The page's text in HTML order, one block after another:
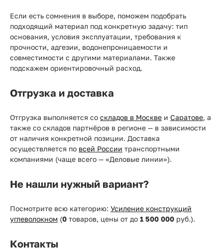
Если есть сомнения в выборе, поможем подобрать
подходящий материал под конкретную задачу: тип
основания, условия эксплуатации, требования к
прочности, адгезии, водонепроницаемости и
совместимости с другими материалами. Также
подскажем ориентировочный расход.
Отгрузка и доставка
Отгрузка выполняется со складов в Москве и Саратове, а
также со складов партнёров в регионе — в зависимости
от наличия конкретной позиции. Доставка
осуществляется по всей России транспортными
компаниями (чаще всего — «Деловые линии»).
Не нашли нужный вариант?
Посмотрите всю категорию: Усиление конструкций
углеволокном (0 товаров, цены от до 1 500 000 руб.).
Контакты